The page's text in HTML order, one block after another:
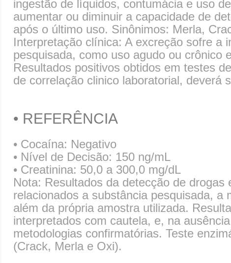
ingestão de líquidos, contumácia e uso
aumentar ou diminuir a capacidade de
após o último uso. Sinônimos: Merla,
Interpretação clínica: A excreção sofre a
pesquisada, como uso agudo ou crônico
Resultados positivos obtidos em testes
de correlação clinico laboratorial, deverá
• REFERÊNCIA
• Cocaína: Negativo
• Nível de Decisão: 150 ng/mL
• Creatinina: 50,0 a 300,0 mg/dL
Nota: Resultados da detecção de
relacionados a substância pesquisada, a
além da própria amostra utilizada.
interpretados com cautela, e, na
metodologias confirmatórias. Teste
(Crack, Merla e Oxi).